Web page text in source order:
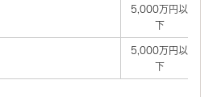
5,000万円以
下
5,000万円以
下